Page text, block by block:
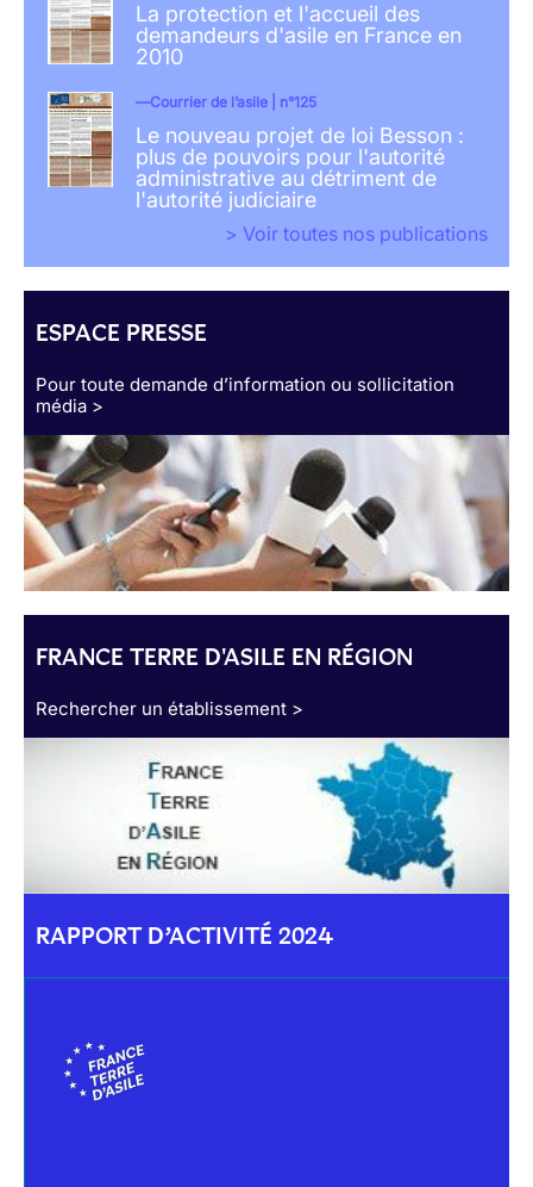
La protection et l'accueil des
demandeurs d'asile en France en
2010
Courrier de l’asile | n°125
Le nouveau projet de loi Besson :
plus de pouvoirs pour l'autorité
administrative au détriment de
l'autorité judiciaire
> Voir toutes nos publications
ESPACE PRESSE
Pour toute demande d’information ou sollicitation
média >
FRANCE TERRE D'ASILE EN RÉGION
Rechercher un établissement >
RAPPORT D’ACTIVITÉ 2024